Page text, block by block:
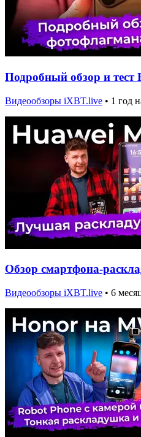
Подробный обзор и тест
Видеообзоры iXBT.live • 1 год
Обзор смартфона-
Видеообзоры iXBT.live • 6